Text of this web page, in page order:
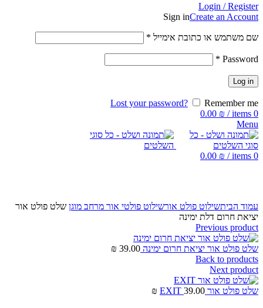
Login / Register
Sign inCreate an Account
שם משתמש או כתובת אימייל *
Password
*
Log in
Lost your password?
Remember me
0
items
/
0.00 ₪
Menu
0
items
/
0.00 ₪
עמוד הביתשילוט פולט אורשילוט פולטי אור מרחב מוגן שלט פולט אור
יציאת חרום דלת ימינה
Previous product
שלט פולט אור יציאת חרום ימינה 39.00
₪
Back to products
Next product
שלט פולט אור EXIT 39.00
₪